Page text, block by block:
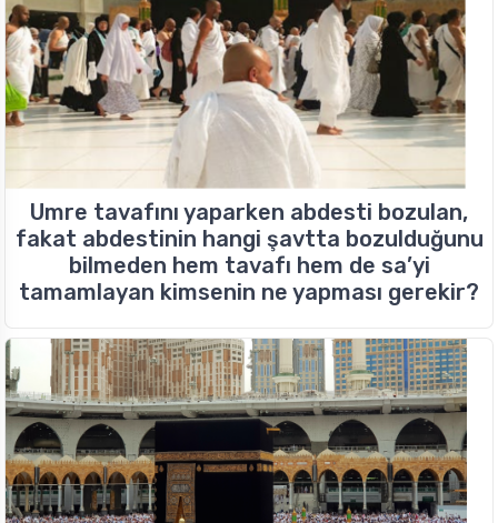
Umre tavafını yaparken abdesti bozulan,
fakat abdestinin hangi şavtta bozulduğunu
bilmeden hem tavafı hem de sa’yi
tamamlayan kimsenin ne yapması gerekir?